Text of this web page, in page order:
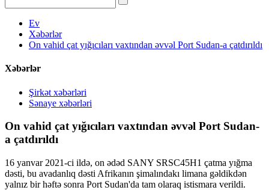
Ev
Xəbərlər
On vahid çat yığıcıları vaxtından əvvəl Port Sudan-a çatdırıldı
Xəbərlər
Şirkət xəbərləri
Sənaye xəbərləri
On vahid çat yığıcıları vaxtından əvvəl Port Sudan-
a çatdırıldı
16 yanvar 2021-ci ildə, on ədəd SANY SRSC45H1 çatma yığma
dəsti, bu avadanlıq dəsti Afrikanın şimalındakı limana gəldikdən
yalnız bir həftə sonra Port Sudan'da tam olaraq istismara verildi.